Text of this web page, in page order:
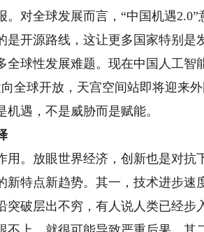
对全球发展而言，“中国机遇
开源路线，这让更多国家特别是
球性发展难题。现在中国人工智
全球开放，天宫空间站即将迎来
遇，不是威胁而是赋能。
。放眼世界经济，创新也是对抗
特点新趋势。其一，技术进步速
破层出不穷，有人说人类已经步